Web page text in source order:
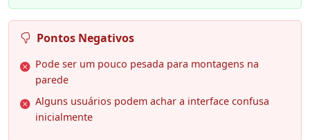
Pontos Negativos
Pode ser um pouco pesada para montagens na
parede
Alguns usuários podem achar a interface confusa
inicialmente